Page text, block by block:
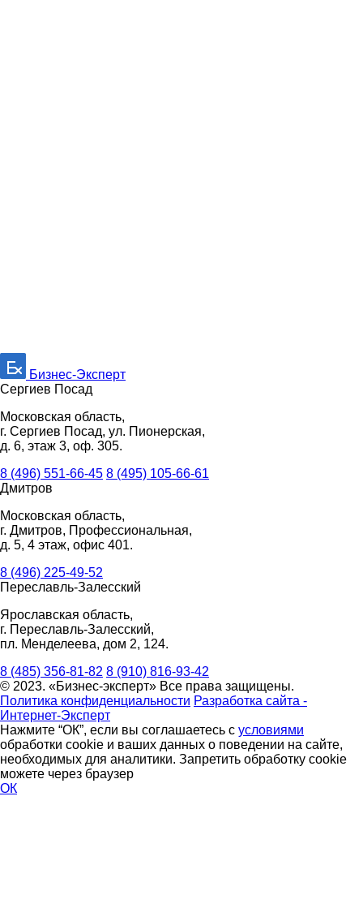
Бизнес-Эксперт
Сергиев Посад
Московская область,
г. Сергиев Посад, ул. Пионерская,
д. 6, этаж 3, оф. 305.
8 (496) 551-66-45 8 (495) 105-66-61
Дмитров
Московская область,
г. Дмитров, Профессиональная,
д. 5, 4 этаж, офис 401.
8 (496) 225-49-52
Переславль-Залесский
Ярославская область,
г. Переславль-Залесский,
пл. Менделеева, дом 2, 124.
8 (485) 356-81-82 8 (910) 816-93-42
© 2023. «Бизнес-эксперт» Все права защищены.
Политика конфиденциальности Разработка сайта -
Интернет-Эксперт
Нажмите “ОК”, если вы соглашаетесь с условиями
обработки cookie и ваших данных о поведении на сайте,
необходимых для аналитики. Запретить обработку cookie
можете через браузер
ОК